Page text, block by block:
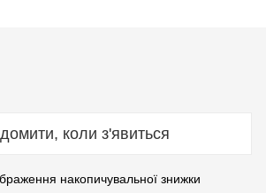
коли з'явиться
накопичувальної знижки